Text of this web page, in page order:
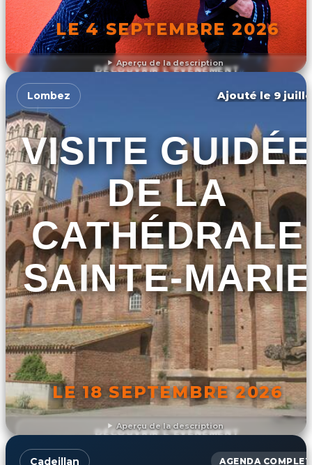
Aperçu de la description
LE 4 SEPTEMBRE 2026
DÉCOUVRIR L'ÉVÉNEMENT
Aperçu de la description
Lombez Ajouté le 9
VISITE
DE LA
CATHÉDRALE
SAINTE-MARIE
LE 18 SEPTEMBRE 2026
DÉCOUVRIR L'ÉVÉNEMENT
Cadeillan AGENDA COMPLET